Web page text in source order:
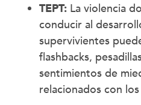
TEPT: La violencia
conducir al
supervivientes
flashbacks,
sentimientos de
relacionados con